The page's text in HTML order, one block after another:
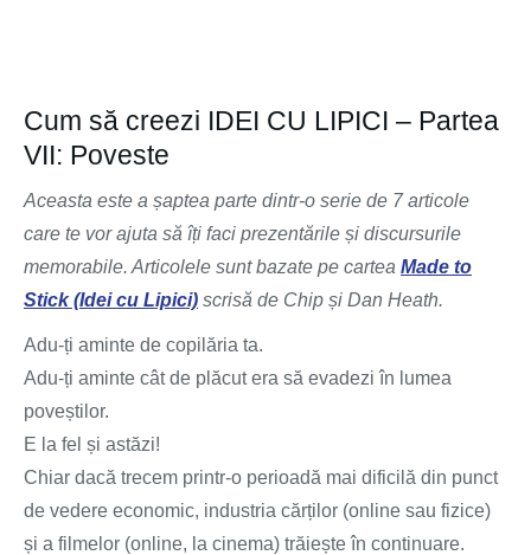
Cum să creezi IDEI CU LIPICI – Partea
VII: Poveste
Aceasta este a șaptea parte dintr-o serie de 7 articole
care te vor ajuta să îți faci prezentările și discursurile
memorabile. Articolele sunt bazate pe cartea Made to
Stick (Idei cu Lipici) scrisă de Chip și Dan Heath.
Adu-ți aminte de copilăria ta.
Adu-ți aminte cât de plăcut era să evadezi în lumea
poveștilor.
E la fel și astăzi!
Chiar dacă trecem printr-o perioadă mai dificilă din punct
de vedere economic, industria cărților (online sau fizice)
și a filmelor (online, la cinema) trăiește în continuare.